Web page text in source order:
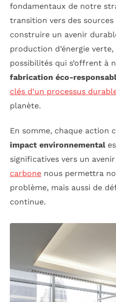
fondamentaux de notre
transition vers des
construire un avenir
production d’énergie
possibilités qui s’offrent à
fabrication éco-
clés d’un processus
planète.
En somme, chaque action
impact environnemental
significatives vers un
carbone nous permettra
problème, mais aussi de
continue.